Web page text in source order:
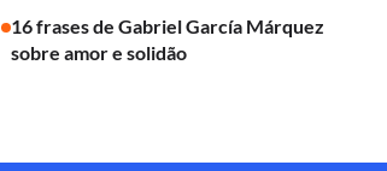
16 frases de Gabriel García Márquez
sobre amor e solidão